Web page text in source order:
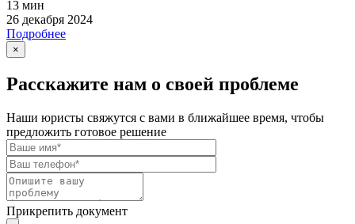
13 мин
26 декабря 2024
Подробнее
×
Расскажите нам о своей проблеме
Наши юристы свяжутся с вами в ближайшее время, чтобы
предложить готовое решение
Прикрепить документ